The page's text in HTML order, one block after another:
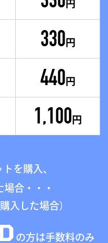
円
330 円
440 円
1,100 円
を購入、
場合・・・
入した場合）
の方は手数料のみ